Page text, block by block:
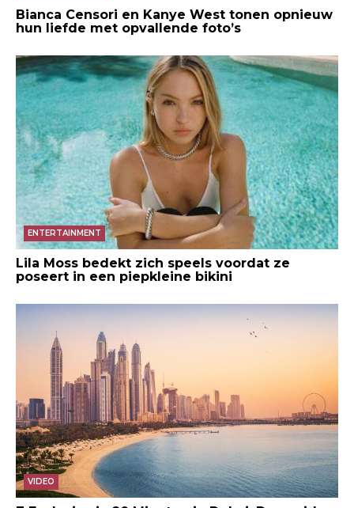
Bianca Censori en Kanye West tonen opnieuw
hun liefde met opvallende foto’s
ENTERTAINMENT
Lila Moss bedekt zich speels voordat ze
poseert in een piepkleine bikini
VIDEO